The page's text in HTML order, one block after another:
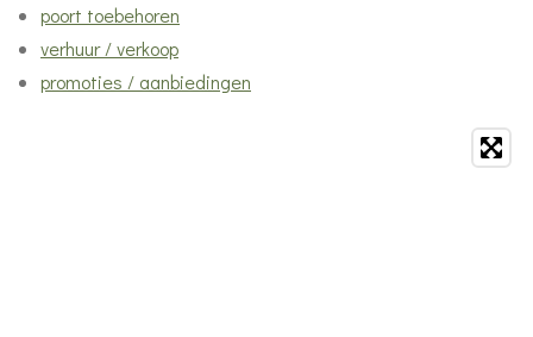
poort toebehoren
verhuur / verkoop
promoties / aanbiedingen